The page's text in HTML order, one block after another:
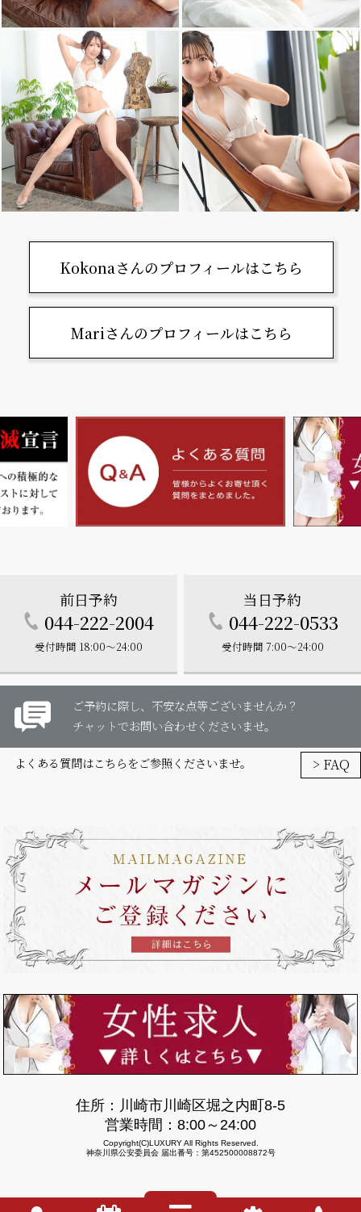
Kokonaさんのプロフィールはこちら
Mariさんのプロフィールはこちら
前日予約
044-222-2004
受付時間 18:00～24:00
当日予約
044-222-0533
受付時間 7:00～24:00
ご予約に際し、不安な点等ございませんか？
チャットでお問い合わせくださいませ。
よくある質問はこちらをご参照くださいませ。 > FAQ
住所：川崎市川崎区堀之内町8-5
営業時間：8:00～24:00
Copyright(C)LUXURY All Rights Reserved.
神奈川県公安委員会 届出番号：第452500008872号